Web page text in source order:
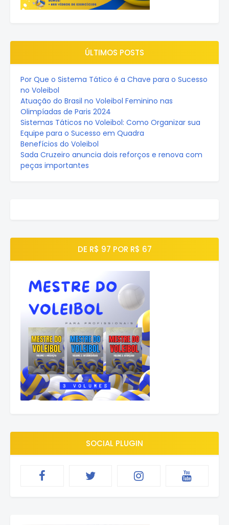
ÚLTIMOS POSTS
Por Que o Sistema Tático é a Chave para o Sucesso
no Voleibol
Atuação do Brasil no Voleibol Feminino nas
Olimpíadas de Paris 2024
Sistemas Táticos no Voleibol: Como Organizar sua
Equipe para o Sucesso em Quadra
Benefícios do Voleibol
Sada Cruzeiro anuncia dois reforços e renova com
peças importantes
DE R$ 97 POR R$ 67
SOCIAL PLUGIN